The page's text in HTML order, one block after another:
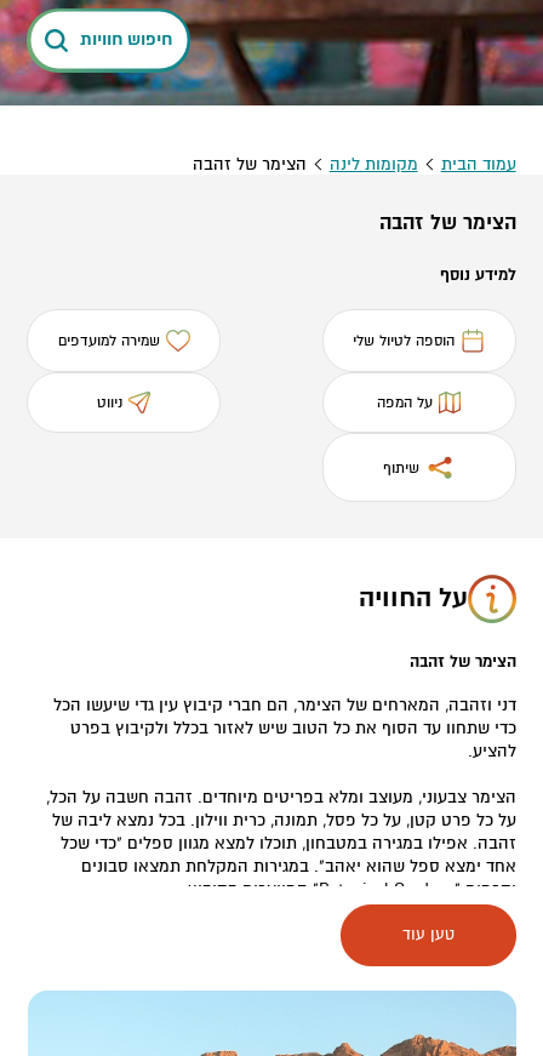
חיפוש חוויות
עמוד הבית מקומות לינה הצימר של זהבה
הצימר של זהבה
למידע נוסף
הוספה לטיול שלי שמירה למועדפים
על המפה ניווט
שיתוף
על החוויה
הצימר של זהבה
דני וזהבה, המארחים של הצימר, הם חברי קיבוץ עין גדי שיעשו הכל
כדי שתחוו עד הסוף את כל הטוב שיש לאזור בכלל ולקיבוץ בפרט
להציע.
הצימר צבעוני, מעוצב ומלא בפריטים מיוחדים. זהבה חשבה על הכל,
על כל פרט קטן, על כל פסל, תמונה, כרית ווילון. בכל נמצא ליבה של
זהבה. אפילו במגירה במטבחון, תוכלו למצא מגוון ספלים "כדי שכל
אחד ימצא ספל שהוא יאהב". במגירות המקלחת תמצאו סבונים
וקרמים "Botanical Gardens" המיוצרים בקיבוץ.
כשתגיעו תזכו לקבלת פנים חייכנית וחמה ובצימר תמצאו תמיד פינוקים
מתוקים מעשה ידיה, פירות, תה, קפה והפתעות במקרר.
המטבחון בצימר מאובזר באופן בסיסי אך תמיד תוכלו להשתמש
טען עוד